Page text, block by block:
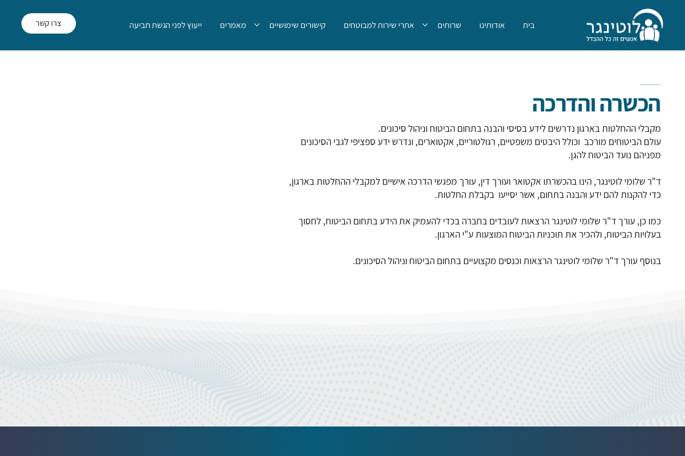
צרו קשר בית אודותינו שרותים אתרי שירות למבוטחים קישורים שימושיים מאמרים ייעוץ לפני הגשת תביעה
הכשרה והדרכה
מקבלי ההחלטות בארגון נדרשים לידע בסיסי והבנה בתחום הביטוח וניהול סיכונים.
עולם הביטוחים מורכב וכולל היבטים משפטיים, רגולטוריים, אקטוארים, ונדרש ידע ספציפי לגבי הסיכונים
מפניהם נועד הביטוח להגן.
ד"ר שלומי לוטינגר, הינו בהכשרתו אקטואר ועורך דין, עורך מפגשי הדרכה אישיים למקבלי ההחלטות בארגון,
כדי להקנות להם ידע והבנה בתחום, אשר יסייעו בקבלת החלטות.
כמו כן, עורך ד"ר שלומי לוטינגר הרצאות לעובדים בחברה בכדי להעמיק את הידע בתחום הביטוח, לחסוך
בעלויות הביטוח, ולהכיר את תוכניות הביטוח המוצעות ע"י הארגון.
בנוסף עורך ד"ר שלומי לוטינגר הרצאות וכנסים מקצועיים בתחום הביטוח וניהול הסיכונים.